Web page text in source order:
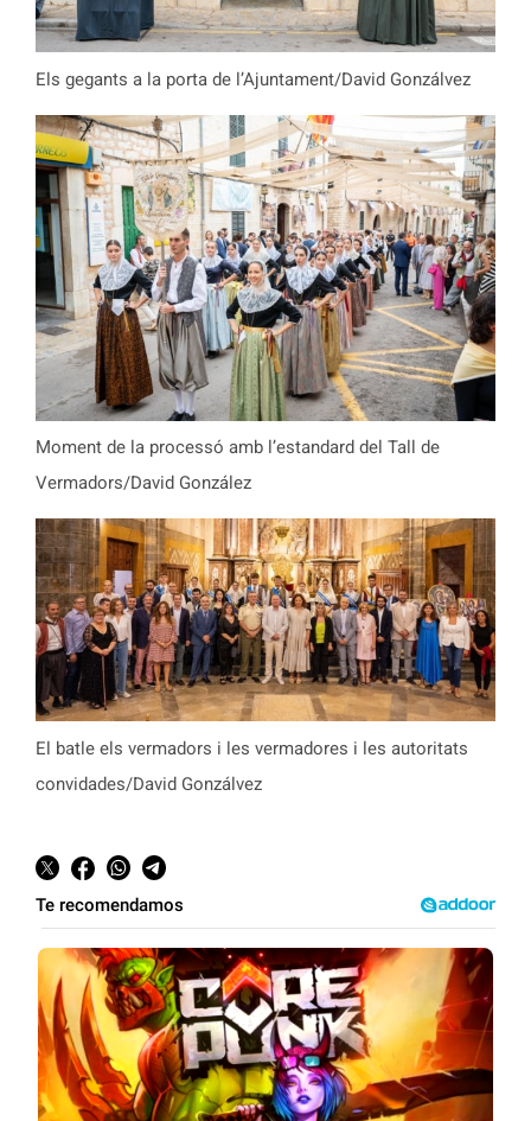
Els gegants a la porta de l’Ajuntament/David Gonzálvez
Moment de la processó amb l’estandard del Tall de
Vermadors/David González
El batle els vermadors i les vermadores i les autoritats
convidades/David Gonzálvez